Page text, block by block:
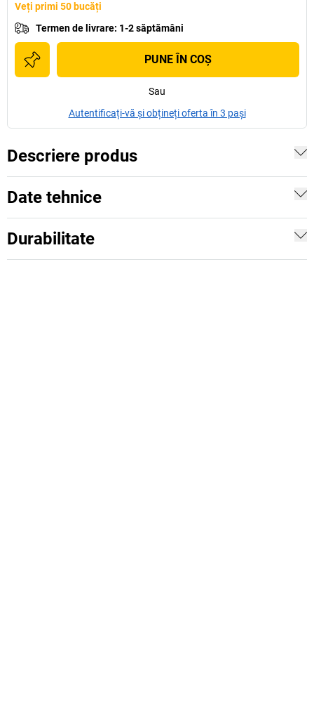
Veți primi 50 bucăți
Termen de livrare: 1-2 săptămâni
PUNE ÎN COŞ
Sau
Autentificați-vă și obțineți oferta în 3 pași
Descriere produs
Date tehnice
Durabilitate